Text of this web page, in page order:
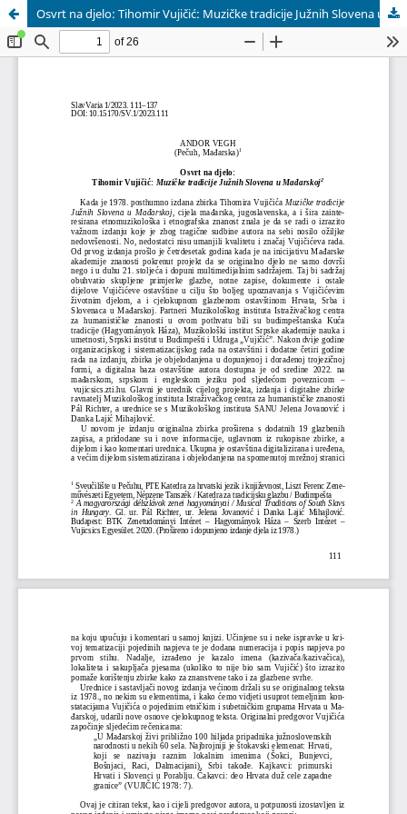
Osvrt na djelo: Tihomir Vujičić: Muzičke tradicije Južnih Slovena u Mađarskoj